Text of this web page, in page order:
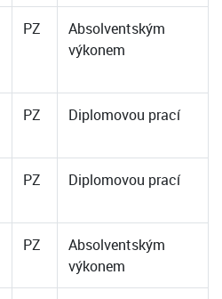
PZ
Absolventským
výkonem
PZ Diplomovou prací
PZ Diplomovou prací
PZ
Absolventským
výkonem